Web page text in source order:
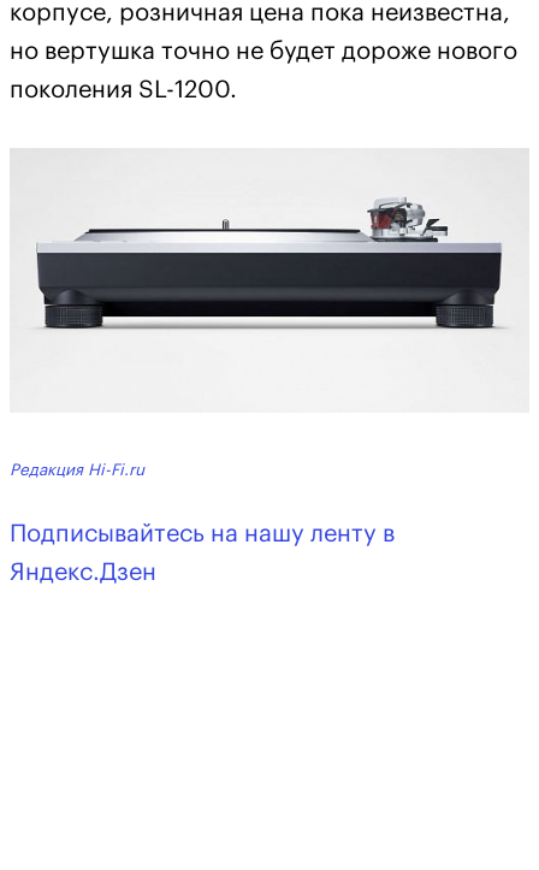
корпусе, розничная цена пока неизвестна,
но вертушка точно не будет дороже нового
поколения SL-1200.
Редакция Hi-Fi.ru
Подписывайтесь на нашу ленту в
Яндекс.Дзен